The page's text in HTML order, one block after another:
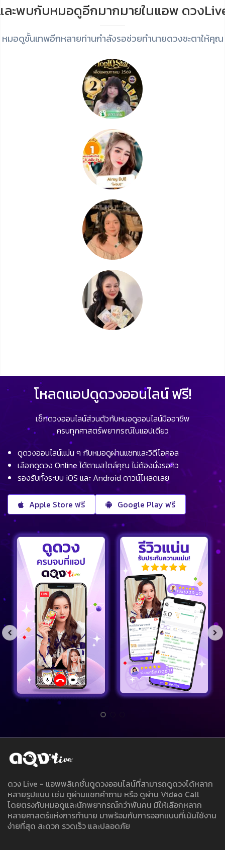
ละพบกับหมอดูอีกมากมายในแอพ ดวง
หมอดูขั้นเทพอีกหลายท่านกำลังรอช่วยทำนายดวงชะตาให้คุณ
โหลดแอปดูดวงออนไลน์ ฟรี!
เช็กดวงออนไลน์ส่วนตัวกับหมอดูออนไลน์มืออาชีพ
ครบทุกศาสตร์พยากรณ์ในแอปเดียว
ดูดวงออนไลน์แม่น ๆ กับหมอดูผ่านแชทและวิดีโอคอล
เลือกดูดวง Online ได้ตามสไตล์คุณ ไม่ต้องนั่งรอคิว
รองรับทั้งระบบ iOS และ Android ดาวน์โหลดเลย
Apple Store ฟรี Google Play ฟรี
ดวง Live - แอพพลิเคชั่นดูดวงออนไลน์ที่สามารถดูดวงได้หลาก
หลายรูปแบบ เช่น ดูผ่านแชทคำถาม หรือ ดูผ่าน Video Call
โดยตรงกับหมอดูและนักพยากรณ์กว่าพันคน มีให้เลือกหลาก
หลายศาสตร์แห่งการทำนาย มาพร้อมกับการออกแบบที่เน้นใช้งาน
ง่ายที่สุด สะดวก รวดเร็ว และปลอดภัย